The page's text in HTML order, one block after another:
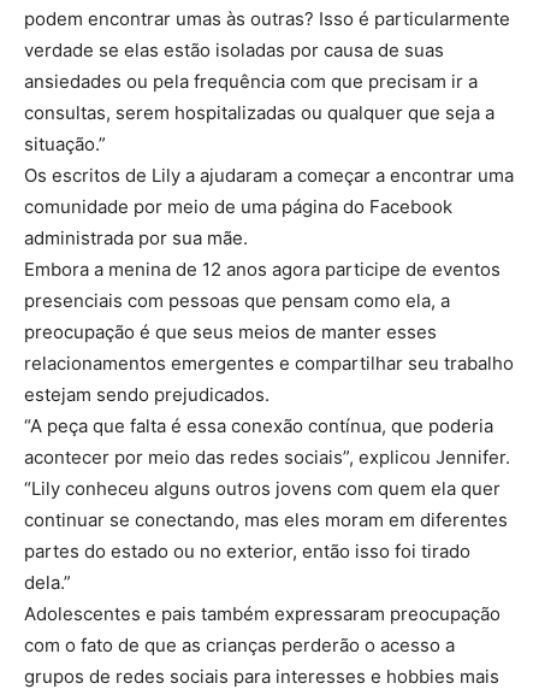
podem encontrar umas às outras? Isso é particularmente
verdade se elas estão isoladas por causa de suas
ansiedades ou pela frequência com que precisam ir a
consultas, serem hospitalizadas ou qualquer que seja a
situação.”
Os escritos de Lily a ajudaram a começar a encontrar uma
comunidade por meio de uma página do Facebook
administrada por sua mãe.
Embora a menina de 12 anos agora participe de eventos
presenciais com pessoas que pensam como ela, a
preocupação é que seus meios de manter esses
relacionamentos emergentes e compartilhar seu trabalho
estejam sendo prejudicados.
“A peça que falta é essa conexão contínua, que poderia
acontecer por meio das redes sociais”, explicou Jennifer.
“Lily conheceu alguns outros jovens com quem ela quer
continuar se conectando, mas eles moram em diferentes
partes do estado ou no exterior, então isso foi tirado
dela.”
Adolescentes e pais também expressaram preocupação
com o fato de que as crianças perderão o acesso a
grupos de redes sociais para interesses e hobbies mais